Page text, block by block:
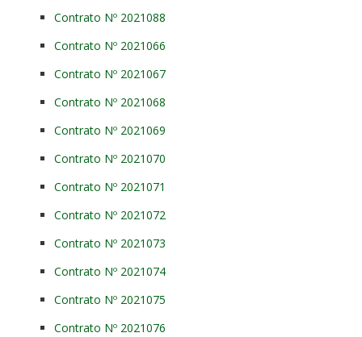
Contrato Nº 2021088
Contrato Nº 2021066
Contrato Nº 2021067
Contrato Nº 2021068
Contrato Nº 2021069
Contrato Nº 2021070
Contrato Nº 2021071
Contrato Nº 2021072
Contrato Nº 2021073
Contrato Nº 2021074
Contrato Nº 2021075
Contrato Nº 2021076